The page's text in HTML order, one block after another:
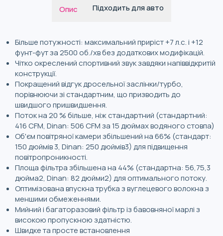
Опис Підходить для авто
Більше потужності: максимальний приріст +7 л.с. і +12
фунт-фут за 2500 об./хв без додаткових модифікацій.
Чітко окреслений спортивний звук завдяки напіввідкритій
конструкції.
Покращений відгук дросельної заслінки/турбо,
порівнюючи зі стандартним, що призводить до
швидшого пришвидшення.
Поток на 20 % більше, ніж стандартний (стандартний:
416 CFM, Dinan: 506 CFM за 15 дюймах водяного стовпа)
Об'єм повітряної камери збільшений на 66% (стандарт:
150 дюймів 3, Dinan: 250 дюймів3) для підвищення
повітропроникності.
Площа фільтра збільшена на 44% (стандартна: 56,75,3
дюйма2, Dinan: 82 дюйми2) для оптимального потоку.
Оптимізована впускна трубка з вуглецевого волокна з
меншими обмеженнями.
Мийний і багаторазовий фільтр із бавовняної марлі з
високою пропускною здатністю.
Швидке та просте встановлення